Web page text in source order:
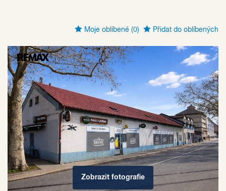
Moje oblíbené (0) Přidat do oblíbených
Zobrazit fotografie